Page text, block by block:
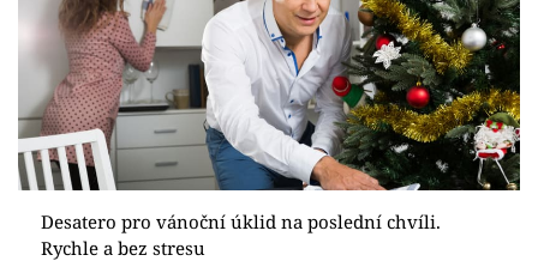
Design
Sledujte prima+
Přihlášení
Sledujte nás
Desatero pro vánoční úklid na poslední chvíli.
Rychle a bez stresu